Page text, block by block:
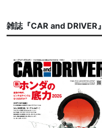
雑誌『CAR and DRIVER